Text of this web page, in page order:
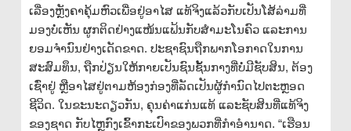
ເລື່ອງຫຼັງຄາຄຸ້ມຫົວເພື່ອຢູ່ອາໄສ ແທ້ຈິງແລ້ວກັບເປັນໂສ້ລ່າມທີ່
ມອງບໍ່ເຫັນ ຜູກຕິດຢ່າງແໜ້ນແຟ້ນກັບສຳມະໂນຄົວ ແລະການ
ຍອມຈຳນົນຢ່າງເດັດຂາດ. ປະຊາຊົນຖືກພາກໂອກາດໃນການ
ສະສົມທຶນ, ຖືກປ່ຽນໃຫ້ກາຍເປັນຊົນຊັ້ນກາງທີ່ບໍ່ມີຊັບສິນ, ຕ້ອງ
ເຊົ່າຢູ່ ຫຼືອາໄສຢູ່ຕາມຫ້ອງກ່ອງທີ່ລັດເປັນຜູ້ກຳນົດໄປຕະຫຼອດ
ຊີວິດ. ໃນຂະນະດຽວກັນ, ຄຸນຄ່າແກ່ນແທ້ ແລະຊັບສິນທີ່ແທ້ຈິງ
ຂອງຊາດ ກັບໄຫຼກົງເຂົ້າກະເປົາຂອງພວກທີ່ກຳອຳນາດ. “ເຮືອນ